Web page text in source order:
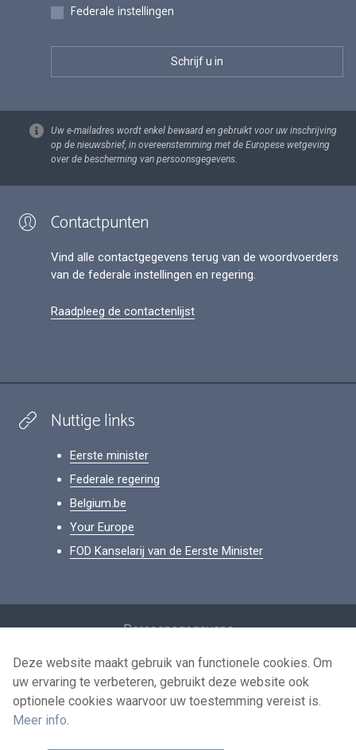
Federale instellingen
Uw e-mailadres wordt enkel bewaard en gebruikt voor uw inschrijving
op de nieuwsbrief, in overeenstemming met de Europese wetgeving
over de bescherming van persoonsgegevens.
Contactpunten
Vind alle contactgegevens terug van de woordvoerders
van de federale instellingen en regering.
Raadpleeg de contactenlijst
Nuttige links
Eerste minister
Federale regering
Belgium.be
Your Europe
FOD Kanselarij van de Eerste Minister
Persoonsgegevens
Voorwaarden voor het hergebruik
Contacteer ons
Deze website maakt gebruik van functionele cookies. Om
uw ervaring te verbeteren, gebruikt deze website ook
optionele cookies waarvoor uw toestemming vereist is.
Meer info.